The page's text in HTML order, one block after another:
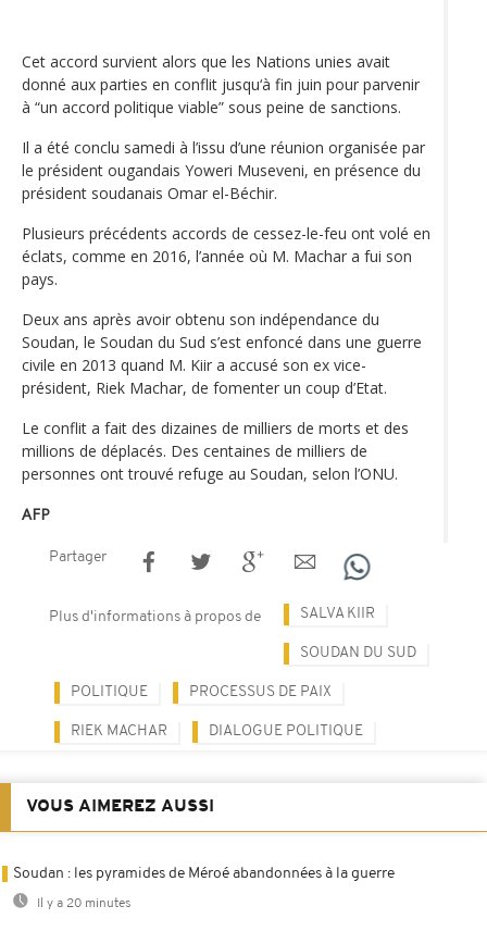
Cet accord survient alors que les Nations unies avait
donné aux parties en conflit jusqu‘à fin juin pour parvenir
à “un accord politique viable” sous peine de sanctions.
Il a été conclu samedi à l’issu d’une réunion organisée par
le président ougandais Yoweri Museveni, en présence du
président soudanais Omar el-Béchir.
Plusieurs précédents accords de cessez-le-feu ont volé en
éclats, comme en 2016, l’année où M. Machar a fui son
pays.
Deux ans après avoir obtenu son indépendance du
Soudan, le Soudan du Sud s’est enfoncé dans une guerre
civile en 2013 quand M. Kiir a accusé son ex vice-
président, Riek Machar, de fomenter un coup d’Etat.
Le conflit a fait des dizaines de milliers de morts et des
millions de déplacés. Des centaines de milliers de
personnes ont trouvé refuge au Soudan, selon l’ONU.
AFP
Partager
Plus d'informations à propos de SALVA KIIR
SOUDAN DU SUD
POLITIQUE PROCESSUS DE PAIX
RIEK MACHAR DIALOGUE POLITIQUE
VOUS AIMEREZ AUSSI
Soudan : les pyramides de Méroé abandonnées à la guerre
Il y a 20 minutes